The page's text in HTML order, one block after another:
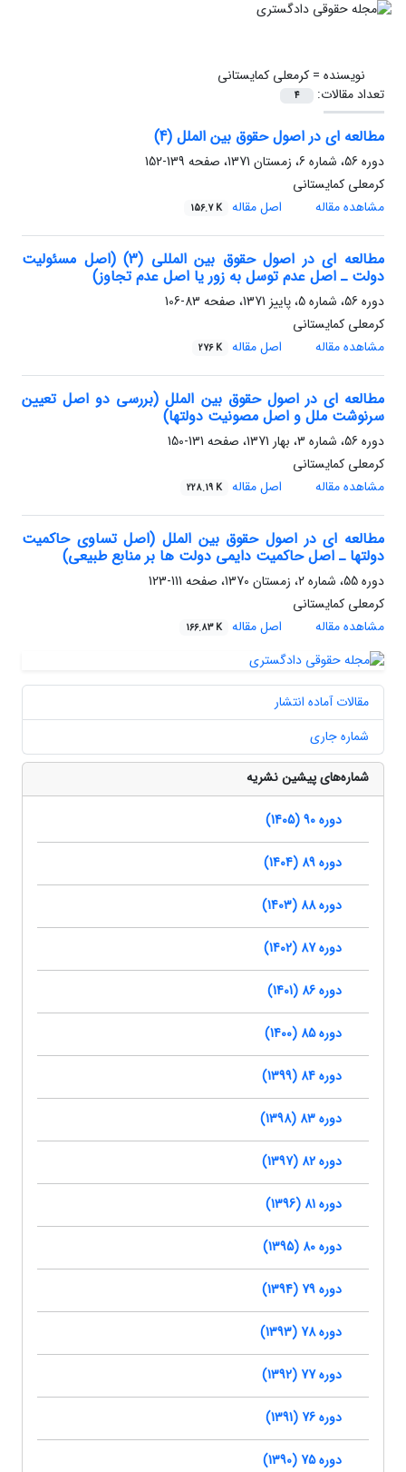
نویسنده =کرمعلی کمایستانی
تعداد مقالات:
4
مطالعه ای در اصول حقوق بین الملل (4)
دوره 56، شماره 6، زمستان 1371، صفحه
139-152
کرمعلی کمایستانی
مشاهده مقاله
اصل مقاله 156.7 K
مطالعه ای در اصول حقوق بین المللی (3) (اصل مسئولیت
دولت ـ اصل عدم توسل به زور یا اصل عدم تجاوز)
دوره 56، شماره 5، پاییز 1371، صفحه
83-106
کرمعلی کمایستانی
مشاهده مقاله
اصل مقاله 276 K
مطالعه ای در اصول حقوق بین الملل (بررسی دو اصل تعیین
سرنوشت ملل و اصل مصونیت دولتها)
دوره 56، شماره 3، بهار 1371، صفحه
131-150
کرمعلی کمایستانی
مشاهده مقاله
اصل مقاله 228.19 K
مطالعه ای در اصول حقوق بین الملل (اصل تساوی حاکمیت
دولتها ـ اصل حاکمیت دایمی دولت ها بر منابع طبیعی)
دوره 55، شماره 2، زمستان 1370، صفحه
111-123
کرمعلی کمایستانی
مشاهده مقاله
اصل مقاله 166.83 K
مقالات آماده انتشار
شماره جاری
شماره‌های پیشین نشریه
دوره 90 (1405)
دوره 89 (1404)
دوره 88 (1403)
دوره 87 (1402)
دوره 86 (1401)
دوره 85 (1400)
دوره 84 (1399)
دوره 83 (1398)
دوره 82 (1397)
دوره 81 (1396)
دوره 80 (1395)
دوره 79 (1394)
دوره 78 (1393)
دوره 77 (1392)
دوره 76 (1391)
دوره 75 (1390)